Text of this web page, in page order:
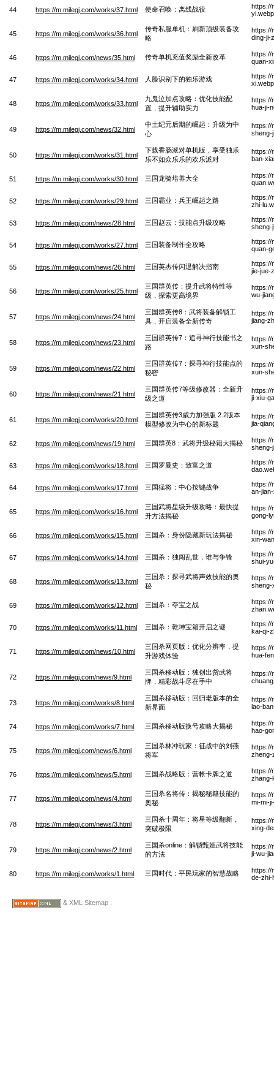
44 https://m.milegj.com/works/37.html 使命召唤：离线战役
https://
yi.webp
45 https://m.milegj.com/works/36.html
传奇私服单机：刷新顶级装备攻
略
https://
ding-ji-
46 https://m.milegj.com/news/35.html 传奇单机充值奖励全新改革
https://
quan-
47 https://m.milegj.com/works/34.html 人脸识别下的独乐游戏
https://
xi.webp
48 https://m.milegj.com/works/33.html
九鬼泣加点攻略：优化技能配
置，提升辅助实力
https://
hua-ji-
49 https://m.milegj.com/news/32.html
中土纪元后期的崛起：升级为中
心
https://
sheng-
50 https://m.milegj.com/works/31.html
下载香肠派对单机版，享受独乐
乐不如众乐乐的欢乐派对
https://
ban-
51 https://m.milegj.com/works/30.html 三国龙骑培养大全
https://
52 https://m.milegj.com/works/29.html 三国霸业：兵王崛起之路
https://
zhi-
53 https://m.milegj.com/news/28.html 三国赵云：技能点升级攻略
https://
sheng-
54 https://m.milegj.com/works/27.html 三国装备制作全攻略
https://
quan-
55 https://m.milegj.com/news/26.html 三国英杰传闪退解决指南
https://
jie-jue-
56 https://m.milegj.com/works/25.html
三国群英传：提升武将特性等
级，探索更高境界
https://
wu-
57 https://m.milegj.com/news/24.html
三国群英传8：武将装备解锁工
具，开启装备全新传奇
https://
jiang-
58 https://m.milegj.com/news/23.html
三国群英传7：追寻神行技能书之
路
https://
xun-
59 https://m.milegj.com/news/22.html
三国群英传7：探寻神行技能点的
秘密
https://
xun-
60 https://m.milegj.com/news/21.html
三国群英传7等级修改器：全新升
级之道
https://
ji-xiu-
61 https://m.milegj.com/works/20.html
三国群英传3威力加强版 2.2版本
模型修改为中心的新标题
https://
jia-
62 https://m.milegj.com/news/19.html 三国群英8：武将升级秘籍大揭秘
https://
sheng-
63 https://m.milegj.com/works/18.html 三国罗曼史：致富之道
https://
64 https://m.milegj.com/works/17.html 三国猛将：中心按键战争
https://
an-
65 https://m.milegj.com/works/16.html
三国武将星级升级攻略：最快提
升方法揭秘
https://
gong-
66 https://m.milegj.com/works/15.html 三国杀：身份隐藏新玩法揭秘
https://
xin-
67 https://m.milegj.com/works/14.html 三国杀：独闯乱世，谁与争锋
https://
shui-
68 https://m.milegj.com/works/13.html
三国杀：探寻武将声效技能的奥
秘
https://
sheng-
69 https://m.milegj.com/works/12.html 三国杀：夺宝之战
https://
70 https://m.milegj.com/works/11.html 三国杀：乾坤宝箱开启之谜
https://
kai-qi-
71 https://m.milegj.com/news/10.html
三国杀网页版：优化分辨率，提
升游戏体验
https://
hua-
72 https://m.milegj.com/news/9.html
三国杀移动版：独创出货武将
牌，精彩战斗尽在手中
https://
73 https://m.milegj.com/works/8.html
三国杀移动版：回归老版本的全
新界面
https://
lao-
74 https://m.milegj.com/works/7.html 三国杀移动版换号攻略大揭秘
https://
hao-
75 https://m.milegj.com/news/6.html
三国杀林冲玩家：征战中的刘燕
将军
https://
zheng-
76 https://m.milegj.com/news/5.html 三国杀战略版：营帐卡牌之道
https://
zhang-
77 https://m.milegj.com/news/4.html
三国杀名将传：揭秘秘籍技能的
奥秘
https://
mi-mi-
78 https://m.milegj.com/news/3.html
三国杀十周年：将星等级翻新，
突破极限
https://
xing-
79 https://m.milegj.com/news/2.html
三国杀online：解锁甄姬武将技能
的方法
https://
ji-wu-
80 https://m.milegj.com/works/1.html 三国时代：平民玩家的智慧战略
https://
de-zhi-
& XML Sitemap .